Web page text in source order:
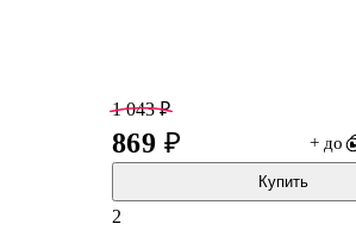
1 043 ₽
869 ₽ + до
Купить
2